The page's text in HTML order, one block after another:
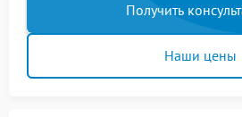
Получить
Наши цены